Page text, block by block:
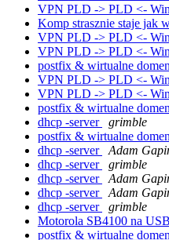
VPN PLD -> PLD <-
Komp strasznie staje jak
VPN PLD -> PLD <-
VPN PLD -> PLD <-
postfix & wirtualne
VPN PLD -> PLD <-
VPN PLD -> PLD <-
postfix & wirtualne
dhcp -server
grimble
postfix & wirtualne
dhcp -server
Adam
dhcp -server
grimble
dhcp -server
Adam
dhcp -server
Adam
dhcp -server
grimble
Motorola SB4100 na
postfix & wirtualne